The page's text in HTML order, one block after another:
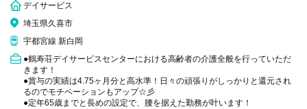
デイサービス
埼玉県久喜市
宇都宮線 新白岡
●鶴寿荘デイサービスセンターにおける高齢者の介護全般を行っていただ
きます！
●賞与の実績は4.75ヶ月分と高水準！日々の頑張りがしっかりと還元され
るのでモチベーションもアップ☆彡
●定年65歳までと長めの設定で、腰を据えた勤務が叶います！